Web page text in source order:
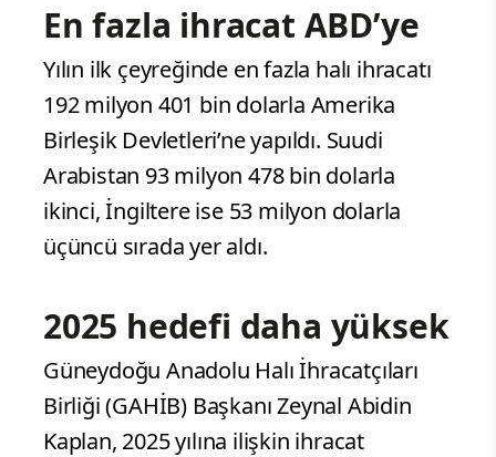
En fazla ihracat ABD’ye
Yılın ilk çeyreğinde en fazla halı ihracatı
192 milyon 401 bin dolarla Amerika
Birleşik Devletleri’ne yapıldı. Suudi
Arabistan 93 milyon 478 bin dolarla
ikinci, İngiltere ise 53 milyon dolarla
üçüncü sırada yer aldı.
2025 hedefi daha yüksek
Güneydoğu Anadolu Halı İhracatçıları
Birliği (GAHİB) Başkanı Zeynal Abidin
Kaplan, 2025 yılına ilişkin ihracat